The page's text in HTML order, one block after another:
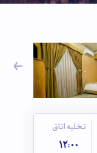
تخلیه اتاق
12:00